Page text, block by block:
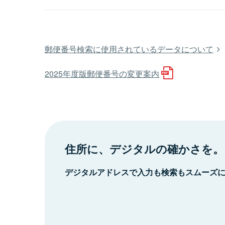
郵便番号検索に使用されているデータについて
2025年度版郵便番号の変更案内
住所に、デジタルの確かさを。
デジタルアドレスで入力も検索もスムーズ